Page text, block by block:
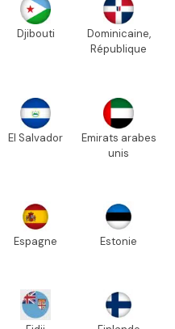
Djibouti
Dominicaine,
République
El Salvador
Emirats arabes
unis
Espagne Estonie